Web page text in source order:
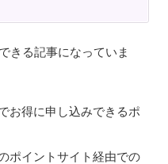
きる記事になっていま
お得に申し込みできるポ
ポイントサイト経由での